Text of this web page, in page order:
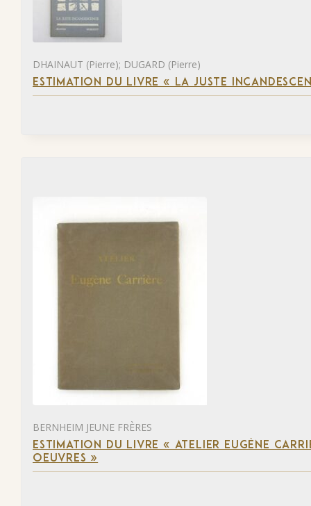
DHAINAUT (Pierre); DUGARD (Pierre)
ESTIMATION DU LIVRE « LA JUSTE
BERNHEIM JEUNE FRÈRES
ESTIMATION DU LIVRE « ATELIER EUGÈNE
OEUVRES »